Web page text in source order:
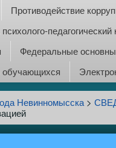
Противодействие
педагогический
Федеральные
обучающихся
Невинномысска >